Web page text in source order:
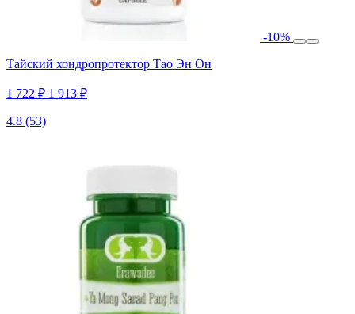
-10%
Тайский хондропротектор Тао Эн Он
1 722 ₽ 1 913 ₽
4.8 (53)